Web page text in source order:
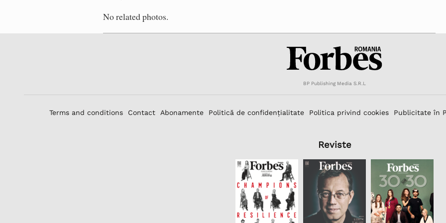
No related photos.
BP Publishing Media S.R.L
Terms and conditions Contact Abonamente Politică de confidențialitate Politica privind cookies Publicitate în
Reviste